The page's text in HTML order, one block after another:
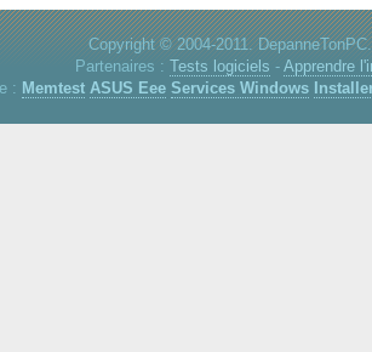
Copyright © 2004-2011.
Partenaires : Tests logiciels - Apprendre
: Memtest ASUS Eee Services Windows